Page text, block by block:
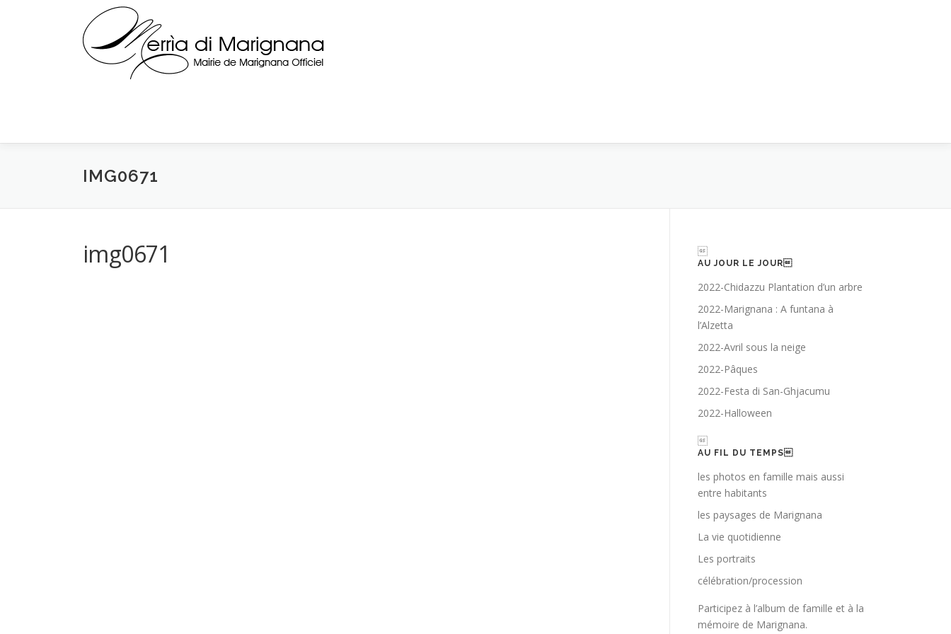
IMG0671
img0671 AU JOUR LE JOUR
2022-Chidazzu Plantation d’un arbre
2022-Marignana : A funtana à
l’Alzetta
2022-Avril sous la neige
2022-Pâques
2022-Festa di San-Ghjacumu
2022-Halloween
AU FIL DU TEMPS
les photos en famille mais aussi
entre habitants
les paysages de Marignana
La vie quotidienne
Les portraits
célébration/procession
Participez à l’album de famille et à la
mémoire de Marignana.